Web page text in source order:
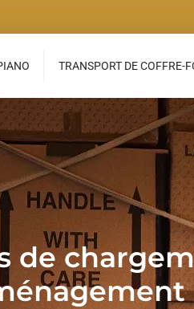
TRANSPORT DE COFFRE-
de